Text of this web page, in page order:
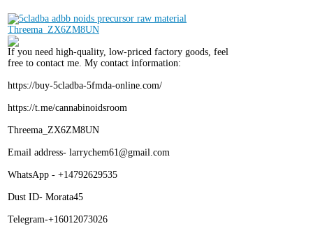
If you need high-quality, low-priced factory goods, feel
free to contact me. My contact information:
https://buy-5cladba-5fmda-online.com/
https://t.me/cannabinoidsroom
Threema_ZX6ZM8UN
Email address- larrychem61@gmail.com
WhatsApp - +14792629535
Dust ID- Morata45
Telegram-+16012073026